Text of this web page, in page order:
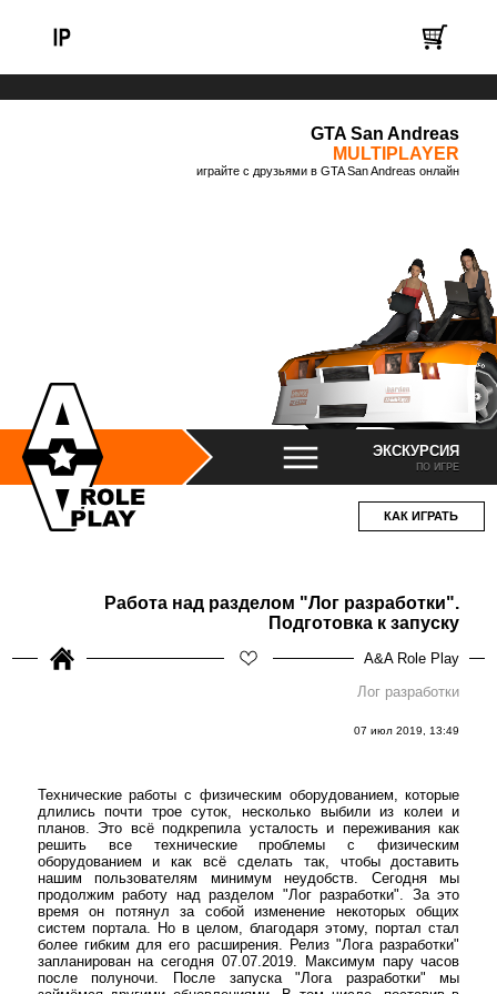
GTA San Andreas
MULTIPLAYER
играйте с друзьями в GTA San Andreas онлайн
ЭКСКУРСИЯ
ПО ИГРЕ
КАК ИГРАТЬ
Работа над разделом "Лог разработки".
Подготовка к запуску
A&A Role Play
Лог разработки
07 июл 2019, 13:49
Технические работы с физическим оборудованием, которые
длились почти трое суток, несколько выбили из колеи и
планов. Это всё подкрепила усталость и переживания как
решить все технические проблемы с физическим
оборудованием и как всё сделать так, чтобы доставить
нашим пользователям минимум неудобств. Сегодня мы
продолжим работу над разделом "Лог разработки". За это
время он потянул за собой изменение некоторых общих
систем портала. Но в целом, благодаря этому, портал стал
более гибким для его расширения. Релиз "Лога разработки"
запланирован на сегодня 07.07.2019. Максимум пару часов
после полуночи. После запуска "Лога разработки" мы